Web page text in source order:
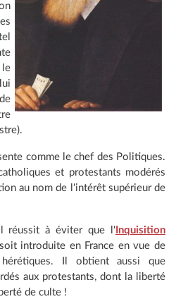
comme le chef des Politiques.
et protestants modérés
au nom de l'intérêt supérieur de
réussit à éviter que l' Inquisition
introduite en France en vue de
Il obtient aussi que
aux protestants, dont la liberté
de culte !